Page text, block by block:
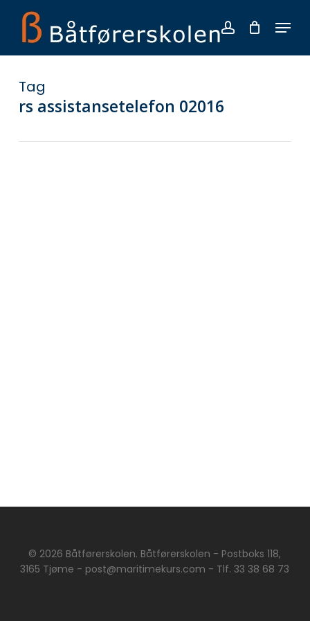
main
content
account
Menu
Tag
rs assistansetelefon 02016
© 2026 Båtførerskolen. Båtførerskolen - Postboks 118,
3165 Tjøme - post@maritimekurs.com - Tlf. 33 38 68 73
Menu